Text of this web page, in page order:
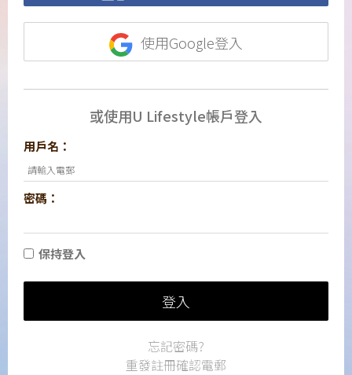
使用Google登入
或使用U Lifestyle帳戶登入
用戶名：
密碼：
保持登入
登入
忘記密碼?
重發註冊確認電郵